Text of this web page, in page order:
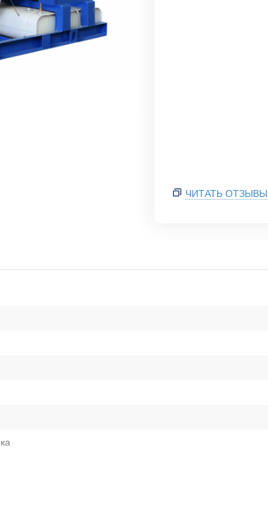
ЧИТАТЬ ОТЗЫВЫ